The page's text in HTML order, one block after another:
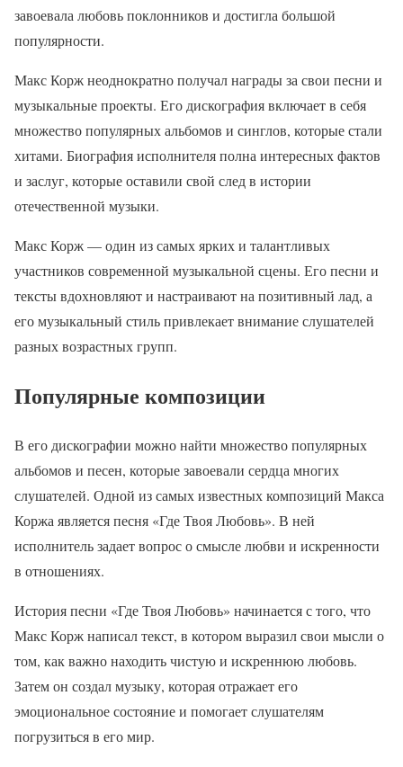
завоевала любовь поклонников и достигла большой
популярности.
Макс Корж неоднократно получал награды за свои песни и
музыкальные проекты. Его дискография включает в себя
множество популярных альбомов и синглов, которые стали
хитами. Биография исполнителя полна интересных фактов
и заслуг, которые оставили свой след в истории
отечественной музыки.
Макс Корж — один из самых ярких и талантливых
участников современной музыкальной сцены. Его песни и
тексты вдохновляют и настраивают на позитивный лад, а
его музыкальный стиль привлекает внимание слушателей
разных возрастных групп.
Популярные композиции
В его дискографии можно найти множество популярных
альбомов и песен, которые завоевали сердца многих
слушателей. Одной из самых известных композиций Макса
Коржа является песня «Где Твоя Любовь». В ней
исполнитель задает вопрос о смысле любви и искренности
в отношениях.
История песни «Где Твоя Любовь» начинается с того, что
Макс Корж написал текст, в котором выразил свои мысли о
том, как важно находить чистую и искреннюю любовь.
Затем он создал музыку, которая отражает его
эмоциональное состояние и помогает слушателям
погрузиться в его мир.